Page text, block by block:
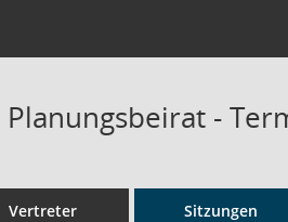
-
Vertreter Sitzungen